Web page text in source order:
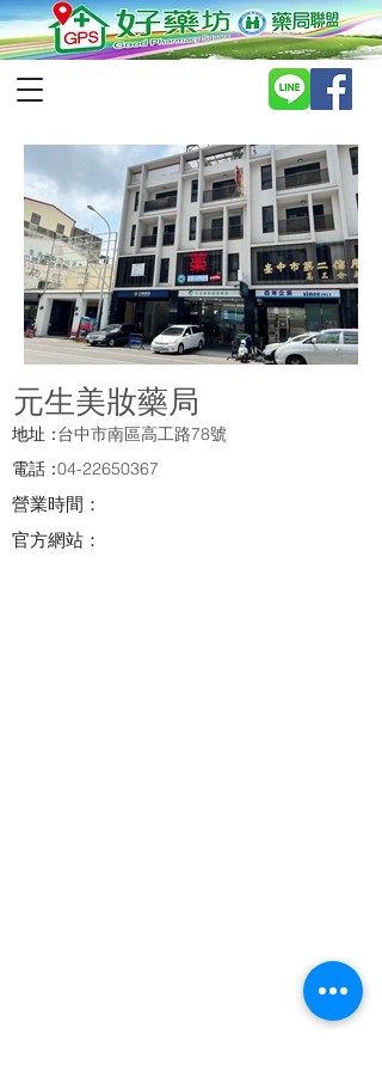
元生美妝藥局
地址：台中市南區高工路78號
電話：04-22650367
營業時間：
官方網站：